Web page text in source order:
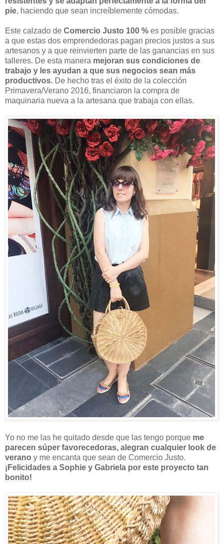
pie, haciendo que sean increíblemente cómodas.
Este calzado de Comercio Justo 100 % es posible gracias
a que estas dos emprendedoras pagan precios justos a sus
artesanos y a que reinvierten parte de las ganancias en sus
talleres. De esta manera mejoran sus condiciones de
trabajo y les ayudan a que sus negocios sean más
productivos. De hecho tras el éxito de la colección
Primavera/Verano 2016, financiaron la compra de
maquinaria nueva a la artesana que trabaja con ellas.
Yo no me las he quitado desde que las tengo porque me
parecen súper favorecedoras, alegran cualquier look de
verano y me encanta que sean de Comercio Justo.
¡Felicidades a Sophie y Gabriela por este proyecto tan
bonito!